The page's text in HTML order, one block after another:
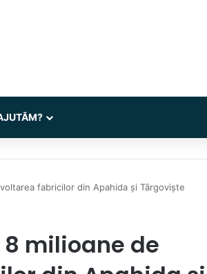
fabricilor din Apahida și Târgoviște
milioane de